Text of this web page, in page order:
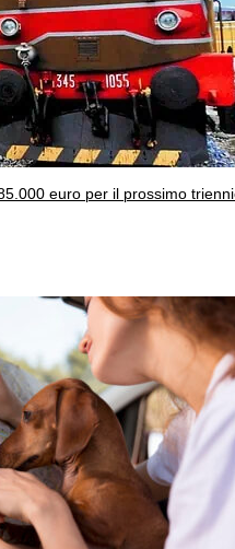
euro per il prossimo